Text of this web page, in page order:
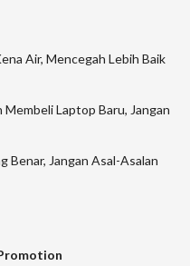
Air, Mencegah Lebih Baik
Laptop Baru, Jangan
Benar, Jangan Asal-Asalan